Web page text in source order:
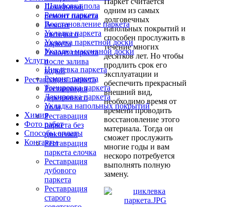
Шлифовка пола
Ремонт паркета
Восстановление паркета
Укладка паркета
Укладка паркетной доски
Укладка массивной доски
Услуги
Циклевка паркета
Ремонт паркета
Тонировка паркета
Лакировка паркета
Укладка напольных покрытий
Химия
Фото работ
Способы оплаты
Контакты
Локальный
ремонт паркета
Ремонт
щитового
паркета
Ремонт паркета
после залива
водой
Реставрация паркета
Реставрация
деревянного
пола
Реставрация
паркета без
циклевки
Реставрация
паркета елочка
Реставрация
дубового
паркета
Реставрация
старого
одним из самых
долговечных
напольных покрытий и
способен прослужить в
течение многих
десятков лет. Но чтобы
продлить срок его
эксплуатации и
обеспечить прекрасный
внешний вид,
необходимо время от
времени проводить
восстановление этого
материала. Тогда он
сможет прослужить
многие годы и вам
нескоро потребуется
выполнять полную
замену.